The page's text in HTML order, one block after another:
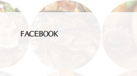
FACEBOOK